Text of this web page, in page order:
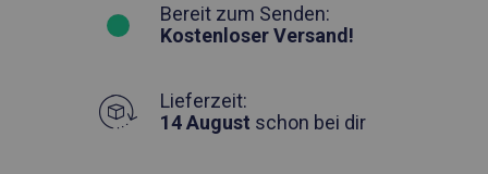
Bereit zum Senden:
Kostenloser Versand!
Lieferzeit:
14 August schon bei dir